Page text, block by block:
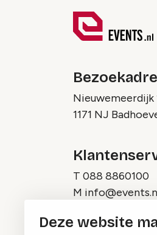
Deze website
Nieuwemeerdijk
1171 NJ
T 088 8860100
M